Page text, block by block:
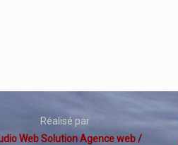
Réalisé par
Web Solution Agence web /